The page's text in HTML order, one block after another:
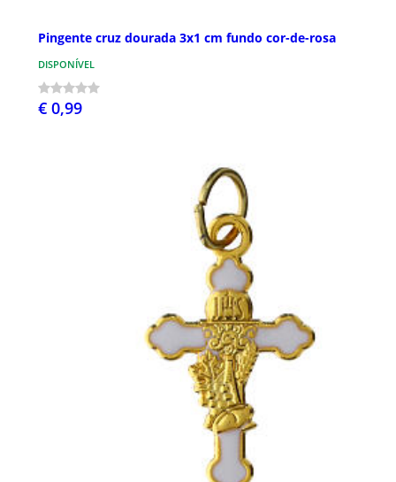
Pingente cruz dourada 3x1 cm fundo cor-de-rosa
DISPONÍVEL
€ 0,99